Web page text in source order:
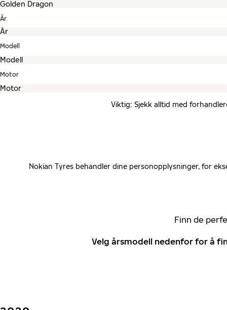
År
Modell
Motor
Viktig: Sjekk alltid med
Nokian Tyres behandler dine personopplysninger, for
Finn de
Velg årsmodell nedenfor for å